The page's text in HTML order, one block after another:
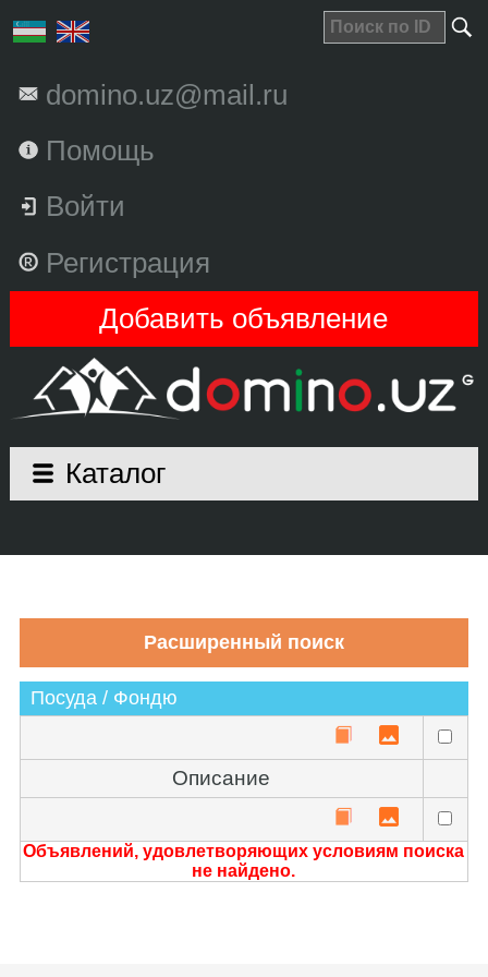
domino.uz@mail.ru
Помощь
Войти
Регистрация
Добавить объявление
Каталог
Посуда / Фондю
Описание
Объявлений, удовлетворяющих условиям поиска
не найдено.